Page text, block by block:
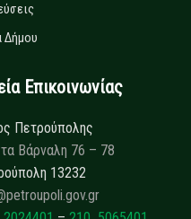
Δήμου
Επικοινωνίας
Πετρούπολης
Βάρναλη 76 – 78
13232